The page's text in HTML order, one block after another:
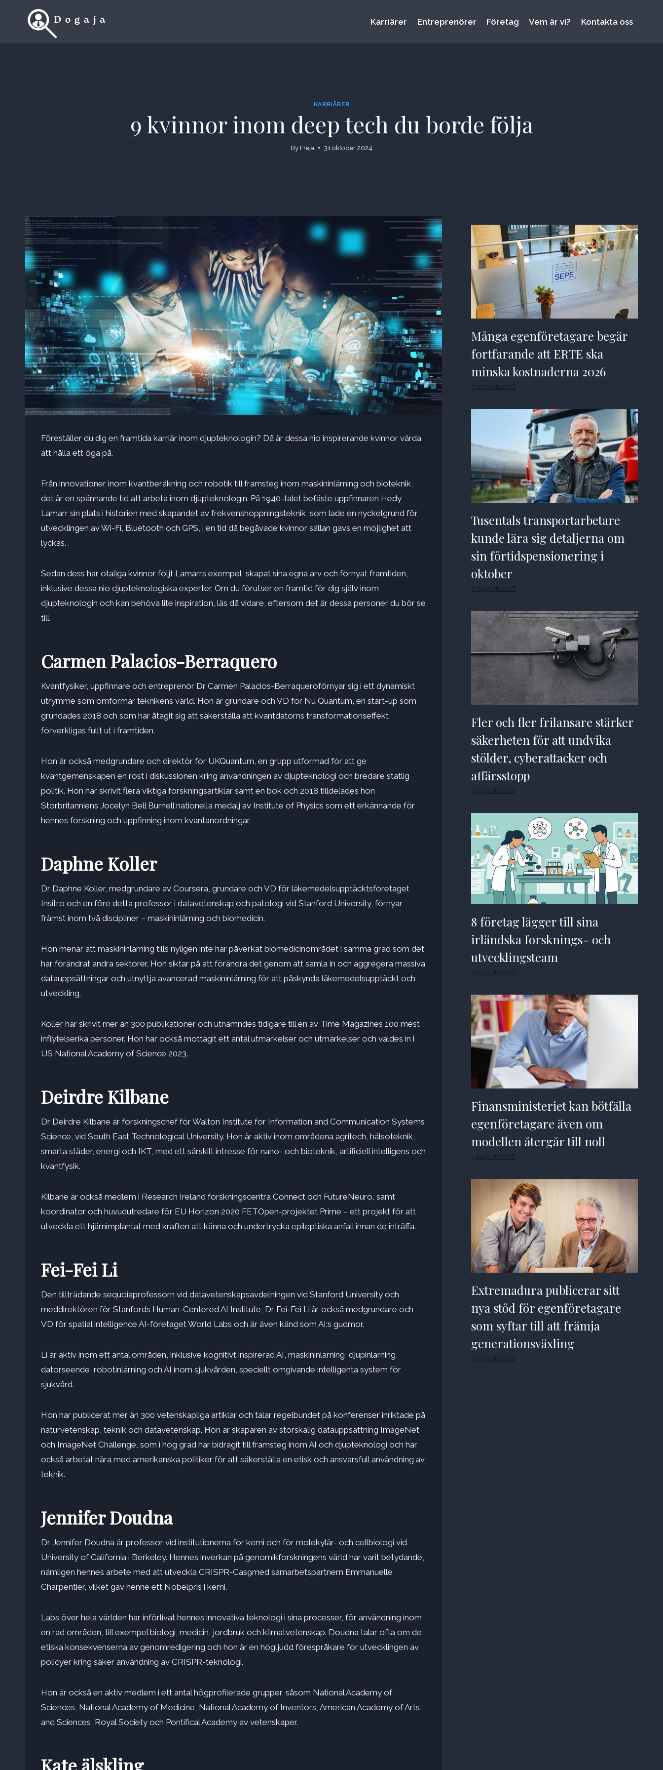
Karriärer Entreprenörer Företag Vem är vi? Kontakta oss
KARRIÄRER
9 kvinnor inom deep tech du borde följa
By Freja 31 oktober 2024
Föreställer du dig en framtida karriär inom djupteknologin? Då är dessa nio inspirerande kvinnor värda
att hålla ett öga på.
Från innovationer inom kvantberäkning och robotik till framsteg inom maskininlärning och bioteknik,
det är en spännande tid att arbeta inom djupteknologin. På 1940-talet befäste uppfinnaren Hedy
Lamarr sin plats i historien med skapandet av frekvenshoppningsteknik, som lade en nyckelgrund för
utvecklingen av Wi-Fi, Bluetooth och GPS, i en tid då begåvade kvinnor sällan gavs en möjlighet att
lyckas. .
Sedan dess har otaliga kvinnor följt Lamarrs exempel, skapat sina egna arv och förnyat framtiden,
inklusive dessa nio djupteknologiska experter. Om du förutser en framtid för dig själv inom
djupteknologin och kan behöva lite inspiration, läs då vidare, eftersom det är dessa personer du bör se
till.
Carmen Palacios-Berraquero
Kvantfysiker, uppfinnare och entreprenör Dr Carmen Palacios-Berraqueroförnyar sig i ett dynamiskt
utrymme som omformar teknikens värld. Hon är grundare och VD för Nu Quantum, en start-up som
grundades 2018 och som har åtagit sig att säkerställa att kvantdatorns transformationseffekt
förverkligas fullt ut i framtiden.
Hon är också medgrundare och direktör för UKQuantum, en grupp utformad för att ge
kvantgemenskapen en röst i diskussionen kring användningen av djupteknologi och bredare statlig
politik. Hon har skrivit flera viktiga forskningsartiklar samt en bok och 2018 tilldelades hon
Storbritanniens Jocelyn Bell Burnell nationella medalj av Institute of Physics som ett erkännande för
hennes forskning och uppfinning inom kvantanordningar.
Daphne Koller
Dr Daphne Koller, medgrundare av Coursera, grundare och VD för läkemedelsupptäcktsföretaget
Insitro och en före detta professor i datavetenskap och patologi vid Stanford University, förnyar
främst inom två discipliner – maskininlärning och biomedicin.
Hon menar att maskininlärning tills nyligen inte har påverkat biomedicinområdet i samma grad som det
har förändrat andra sektorer. Hon siktar på att förändra det genom att samla in och aggregera massiva
datauppsättningar och utnyttja avancerad maskininlärning för att påskynda läkemedelsupptäckt och
utveckling.
Koller har skrivit mer än 300 publikationer och utnämndes tidigare till en av Time Magazines 100 mest
inflytelserika personer. Hon har också mottagit ett antal utmärkelser och utmärkelser och valdes in i
US National Academy of Science 2023.
Deirdre Kilbane
Dr Deirdre Kilbane är forskningschef för Walton Institute for Information and Communication Systems
Science, vid South East Technological University. Hon är aktiv inom områdena agritech, hälsoteknik,
smarta städer, energi och IKT, med ett särskilt intresse för nano- och bioteknik, artificiell intelligens och
kvantfysik.
Kilbane är också medlem i Research Ireland forskningscentra Connect och FutureNeuro, samt
koordinator och huvudutredare för EU Horizon 2020 FETOpen-projektet Prime – ett projekt för att
utveckla ett hjärnimplantat med kraften att känna och undertrycka epileptiska anfall innan de inträffa.
Fei-Fei Li
Den tillträdande sequoiaprofessorn vid datavetenskapsavdelningen vid Stanford University och
meddirektören för Stanfords Human-Centered AI Institute, Dr Fei-Fei Li är också medgrundare och
VD för spatial intelligence AI-företaget World Labs och är även känd som AI:s gudmor.
Li är aktiv inom ett antal områden, inklusive kognitivt inspirerad AI, maskininlärning, djupinlärning,
datorseende, robotinlärning och AI inom sjukvården, speciellt omgivande intelligenta system för
sjukvård.
Hon har publicerat mer än 300 vetenskapliga artiklar och talar regelbundet på konferenser inriktade på
naturvetenskap, teknik och datavetenskap. Hon är skaparen av storskalig datauppsättning ImageNet
och ImageNet Challenge, som i hög grad har bidragit till framsteg inom AI och djupteknologi och har
också arbetat nära med amerikanska politiker för att säkerställa en etisk och ansvarsfull användning av
teknik.
Jennifer Doudna
Dr Jennifer Doudna är professor vid institutionerna för kemi och för molekylär- och cellbiologi vid
University of California i Berkeley. Hennes inverkan på genomikforskningens värld har varit betydande,
nämligen hennes arbete med att utveckla CRISPR-Cas9med samarbetspartnern Emmanuelle
Charpentier, vilket gav henne ett Nobelpris i kemi.
Labs över hela världen har införlivat hennes innovativa teknologi i sina processer, för användning inom
en rad områden, till exempel biologi, medicin, jordbruk och klimatvetenskap. Doudna talar ofta om de
etiska konsekvenserna av genomredigering och hon är en högljudd förespråkare för utvecklingen av
policyer kring säker användning av CRISPR-teknologi.
Hon är också en aktiv medlem i ett antal högprofilerade grupper, såsom National Academy of
Sciences, National Academy of Medicine, National Academy of Inventors, American Academy of Arts
and Sciences, Royal Society och Pontifical Academy av vetenskaper.
Kate älskling
Många egenföretagare begär
fortfarande att ERTE ska
minska kostnaderna 2026
6 augusti 2026
Tusentals transportarbetare
kunde lära sig detaljerna om
sin förtidspensionering i
oktober
6 augusti 2026
Fler och fler frilansare stärker
säkerheten för att undvika
stölder, cyberattacker och
affärsstopp
5 augusti 2026
8 företag lägger till sina
irländska forsknings- och
utvecklingsteam
5 augusti 2026
Finansministeriet kan bötfälla
egenföretagare även om
modellen återgår till noll
5 augusti 2026
Extremadura publicerar sitt
nya stöd för egenföretagare
som syftar till att främja
generationsväxling
5 augusti 2026